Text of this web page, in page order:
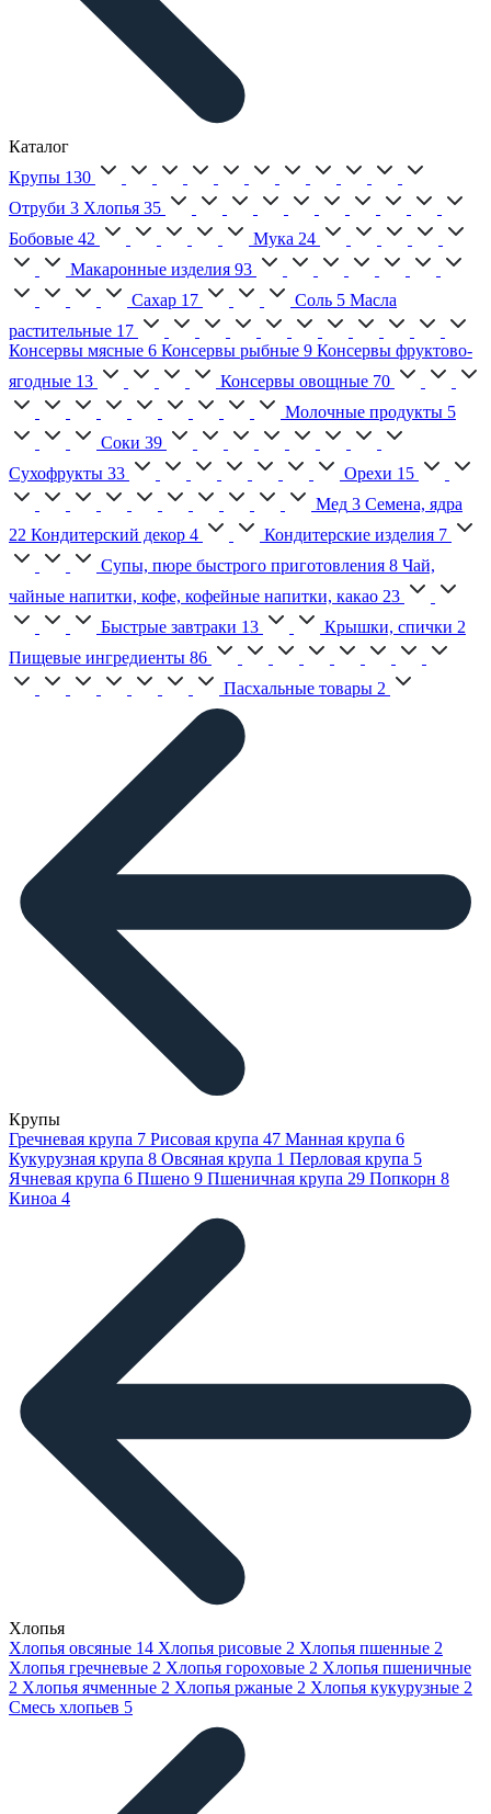
Каталог
Крупы 130
Отруби 3 Хлопья 35
Бобовые 42 Мука 24
Макаронные изделия 93
Сахар 17 Соль 5 Масла
растительные 17
Консервы мясные 6 Консервы рыбные 9 Консервы фруктово-
ягодные 13 Консервы овощные 70
Молочные продукты 5
Соки 39
Сухофрукты 33 Орехи 15
Мед 3 Семена, ядра
22 Кондитерский декор 4 Кондитерские изделия 7
Супы, пюре быстрого приготовления 8 Чай,
чайные напитки, кофе, кофейные напитки, какао 23
Быстрые завтраки 13 Крышки, спички 2
Пищевые ингредиенты 86
Пасхальные товары 2
Крупы
Гречневая крупа 7 Рисовая крупа 47 Манная крупа 6
Кукурузная крупа 8 Овсяная крупа 1 Перловая крупа 5
Ячневая крупа 6 Пшено 9 Пшеничная крупа 29 Попкорн 8
Киноа 4
Хлопья
Хлопья овсяные 14 Хлопья рисовые 2 Хлопья пшенные 2
Хлопья гречневые 2 Хлопья гороховые 2 Хлопья пшеничные
2 Хлопья ячменные 2 Хлопья ржаные 2 Хлопья кукурузные 2
Смесь хлопьев 5